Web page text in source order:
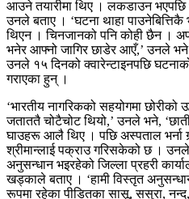
आउने तयारीमा थिए । लकडाउन
उनले बताए । ‘घटना थाहा पाउनेबित्तिकै
थिएन । चिनजानको पनि कोही छैन ।
भनेर आफ्नो जागिर छाडेर आएँ,’ उनले
उनले १५ दिनको क्वारेन्टाइनपछि
गराएका हुन् ।
‘भारतीय नागरिकको सहयोगमा छोरीको
जताततै चोटैचोट थियो,’ उनले भने,
घाउहरू आलै थिए । पछि अस्पताल भर्ना
श्रीमान्लाई पक्राउ गरिसकेको छ ।
अनुसन्धान भइरहेको जिल्ला प्रहरी
खड्काले बताए । ‘हामी विस्तृत
रूपमा रहेका पीडितका सासू, ससुरा,